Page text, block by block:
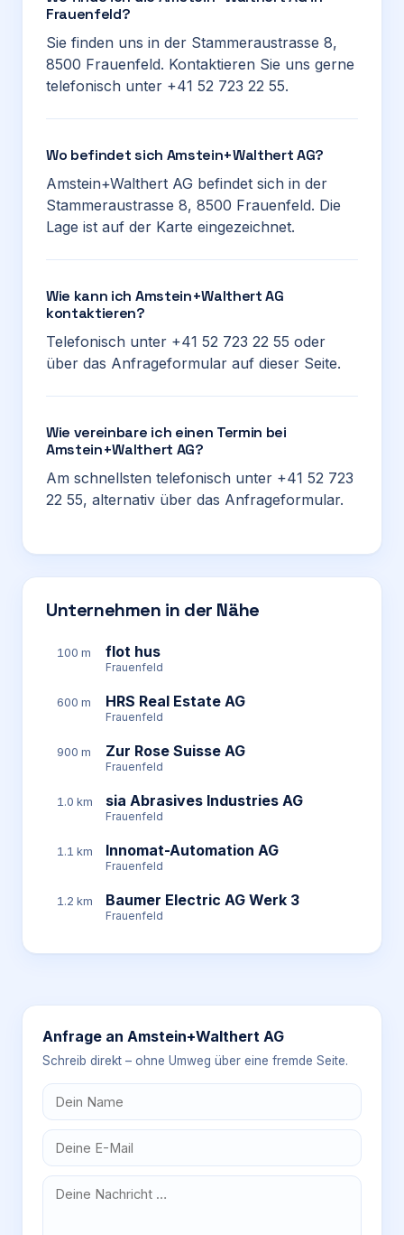
Frauenfeld?
Sie finden uns in der Stammeraustrasse 8,
8500 Frauenfeld. Kontaktieren Sie uns gerne
telefonisch unter +41 52 723 22 55.
Wo befindet sich Amstein+Walthert AG?
Amstein+Walthert AG befindet sich in der
Stammeraustrasse 8, 8500 Frauenfeld. Die
Lage ist auf der Karte eingezeichnet.
Wie kann ich Amstein+Walthert AG
kontaktieren?
Telefonisch unter +41 52 723 22 55 oder
über das Anfrageformular auf dieser Seite.
Wie vereinbare ich einen Termin bei
Amstein+Walthert AG?
Am schnellsten telefonisch unter +41 52 723
22 55, alternativ über das Anfrageformular.
Unternehmen in der Nähe
100 m flot hus
Frauenfeld
600 m HRS Real Estate AG
Frauenfeld
900 m Zur Rose Suisse AG
Frauenfeld
1.0 km sia Abrasives Industries AG
Frauenfeld
1.1 km Innomat-Automation AG
Frauenfeld
1.2 km Baumer Electric AG Werk 3
Frauenfeld
Anfrage an Amstein+Walthert AG
Schreib direkt – ohne Umweg über eine fremde Seite.